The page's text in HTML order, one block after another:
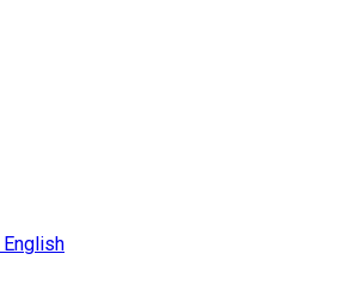
English